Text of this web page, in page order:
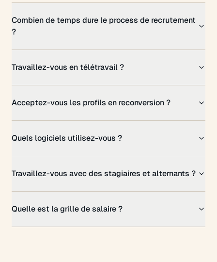
Combien de temps dure le process de recrutement
?
Travaillez-vous en télétravail ?
Acceptez-vous les profils en reconversion ?
Quels logiciels utilisez-vous ?
Travaillez-vous avec des stagiaires et alternants ?
Quelle est la grille de salaire ?